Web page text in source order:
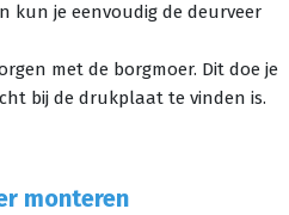
kun je eenvoudig de deurveer
met de borgmoer. Dit doe je
bij de drukplaat te vinden is.
monteren